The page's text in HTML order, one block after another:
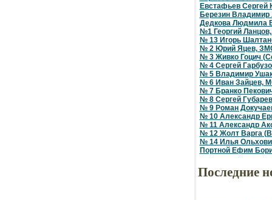
Евстафьев Сергей
Березин Владимир
Дедкова Людмила
№1 Георгий
№ 13 Игорь
№ 2 Юрий Яцев,
№ 3 Живко Гоцич
№ 4 Сергей
№ 5 Владимир
№ 6 Иван Зайцев,
№ 7 Бранко
№ 8 Сергей
№ 9 Роман
№ 10 Александр
№ 11 Александр
№ 12 Жолт Варга
№ 14 Илья
Портной Ефим
Последние